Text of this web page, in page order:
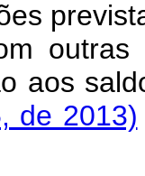
de 2013)